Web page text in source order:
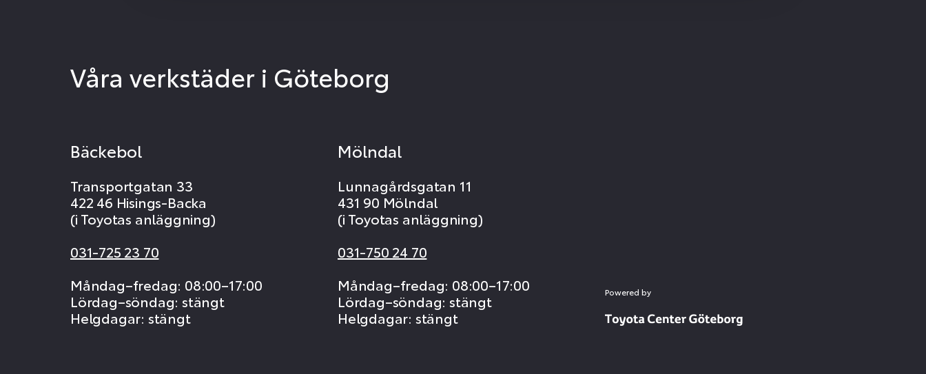
Våra verkstäder i Göteborg
Bäckebol
Transportgatan 33
422 46 Hisings-Backa
(i Toyotas anläggning)
031-725 23 70
Måndag–fredag: 08:00–17:00
Lördag–söndag: stängt
Helgdagar: stängt
Mölndal
Lunnagårdsgatan 11
431 90 Mölndal
(i Toyotas anläggning)
031-750 24 70
Måndag–fredag: 08:00–17:00
Lördag–söndag: stängt
Helgdagar: stängt
Powered by